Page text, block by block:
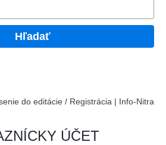
Hľadať
do editácie / Registrácia | Info-Nitra
ÚČET